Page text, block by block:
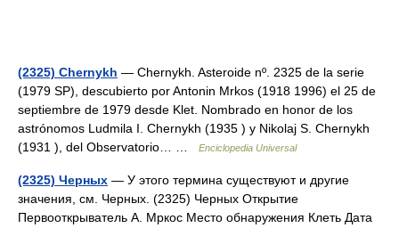
(2325) Chernykh — Chernykh. Asteroide nº. 2325 de la serie
(1979 SP), descubierto por Antonin Mrkos (1918 1996) el 25 de
septiembre de 1979 desde Klet. Nombrado en honor de los
astrónomos Ludmila I. Chernykh (1935 ) y Nikolaj S. Chernykh
(1931 ), del Observatorio… …
Enciclopedia Universal
(2325) Черных — У этого термина существуют и другие
значения, см. Черных. (2325) Черных Открытие
Первооткрыватель А. Мркос Место обнаружения Клеть Дата